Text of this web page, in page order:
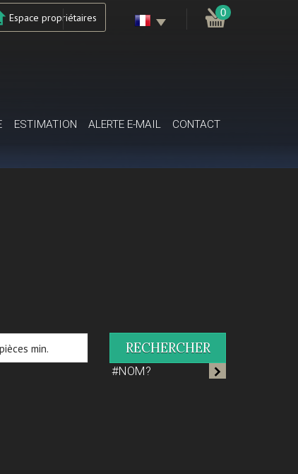
Espace propriétaires 0
ESTIMATION ALERTE E-MAIL CONTACT
RECHERCHER
#NOM?